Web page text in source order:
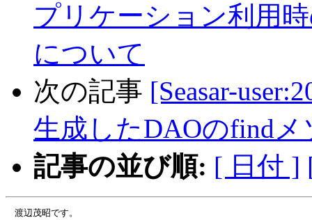
プリケーション利用時
について
次の記事 [Seasar-
生成したDAOのfind
記事の並び順: [ 日付 ]
渡辺茂昭です。